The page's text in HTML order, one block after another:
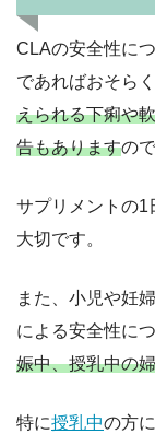
CLAの安全性に
であればおそら
えられる下痢や
告もありますの
サプリメントの1
大切です。
また、小児や妊
による安全性に
娠中、授乳中の
特に授乳中の方